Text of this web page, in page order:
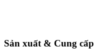
Sản xuất & Cung cấp